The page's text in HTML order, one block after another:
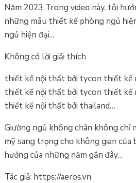
Năm 2023 Trong video này, tôi
những mẫu thiết kế phòng ngủ
ngủ hiện đại…
Không có lời giải thích
thiết kế nội thất bởi tycon thiết kế
thiết kế nội thất bởi tycon thiết kế
thiết kế nội thất bởi thailand…
Giường ngủ không chân không chỉ
mỹ sang trọng cho không gian của
hướng của những năm gần đây…
Tác giả: https://aeros.vn